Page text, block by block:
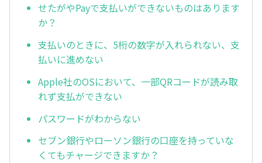
せたがやPayで支払いができないものはあります
か？
支払いのときに、5桁の数字が入れられない、支
払いに進めない
Apple社のOSにおいて、一部QRコードが読み取
れず支払ができない
パスワードがわからない
セブン銀行やローソン銀行の口座を持っていな
くてもチャージできますか？